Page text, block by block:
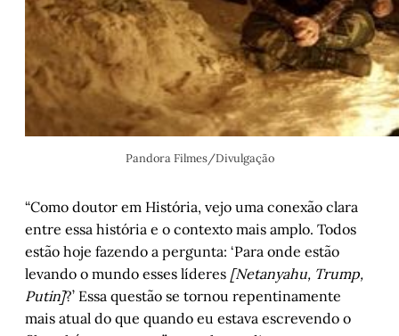
Pandora Filmes/Divulgação
“Como doutor em História, vejo uma conexão clara
entre essa história e o contexto mais amplo. Todos
estão hoje fazendo a pergunta: ‘Para onde estão
levando o mundo esses líderes [Netanyahu, Trump,
Putin]?’ Essa questão se tornou repentinamente
mais atual do que quando eu estava escrevendo o